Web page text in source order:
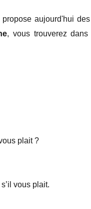
aujourd'hui des
, vous trouverez
plait ?
vous plait.